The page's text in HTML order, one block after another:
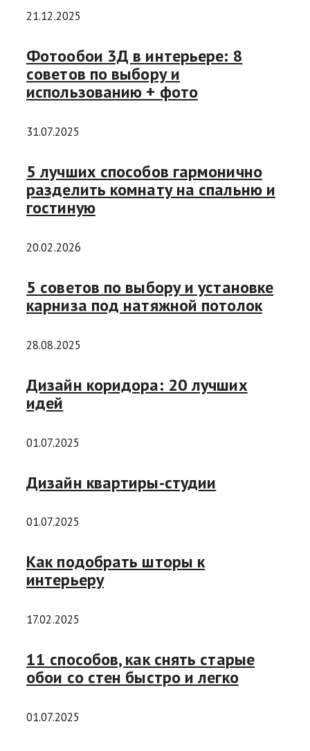
21.12.2025
Фотообои 3Д в интерьере: 8
советов по выбору и
использованию + фото
31.07.2025
5 лучших способов гармонично
разделить комнату на спальню и
гостиную
20.02.2026
5 советов по выбору и установке
карниза под натяжной потолок
28.08.2025
Дизайн коридора: 20 лучших
идей
01.07.2025
Дизайн квартиры-студии
01.07.2025
Как подобрать шторы к
интерьеру
17.02.2025
11 способов, как снять старые
обои со стен быстро и легко
01.07.2025